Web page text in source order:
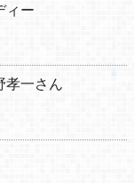
ィー
孝一さん